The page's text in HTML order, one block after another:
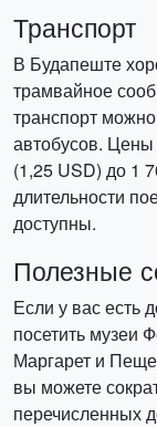
Транспорт
В Будапеште
трамвайное
транспорт
автобусов.
(1,25 USD) до 1
длительности
доступны.
Полезные
Если у вас есть
посетить музеи
Маргарет и
вы можете
перечисленных